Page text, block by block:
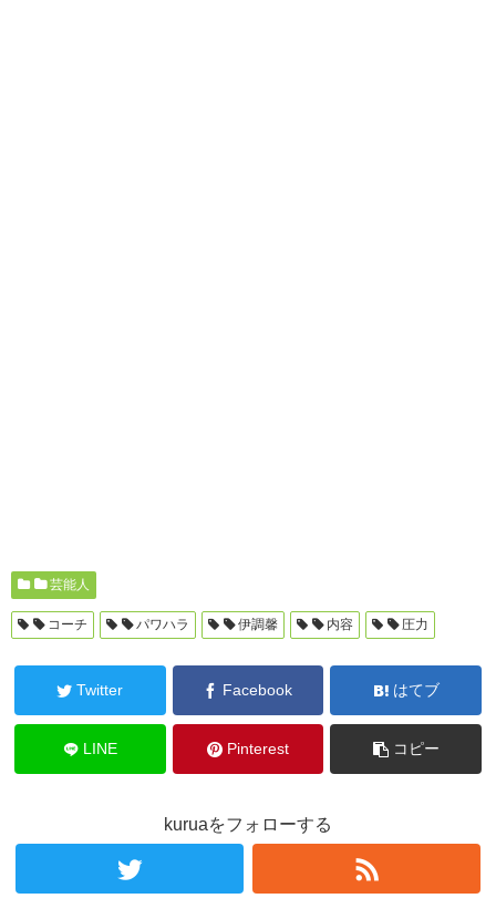
芸能人
コーチ パワハラ 伊調馨 内容 圧力
Twitter Facebook はてブ
LINE Pinterest コピー
kuruaをフォローする